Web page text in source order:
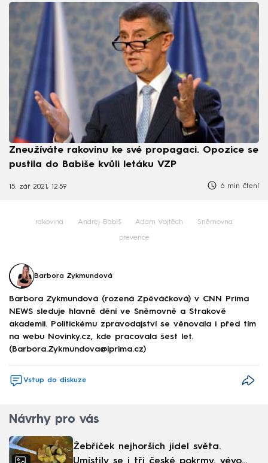
Zneužíváte rakovinu ke své propagaci. Opozice se
pustila do Babiše kvůli letáku VZP
15. zář 2021, 12:59 6 min čtení
rakovina Andrej Babiš Adam Vojtěch Sněmovna
prevence
Barbora Zykmundová
Barbora Zykmundová (rozená Zpěváčková) v CNN Prima
NEWS sleduje hlavně dění ve Sněmovně a Strakově
akademii. Politickému zpravodajství se věnovala i před tím
na webu Novinky.cz, kde pracovala šest let.
(Barbora.Zykmundova@iprima.cz)
Vstup do diskuze
Návrhy pro vás
Žebříček nejhorších jídel světa.